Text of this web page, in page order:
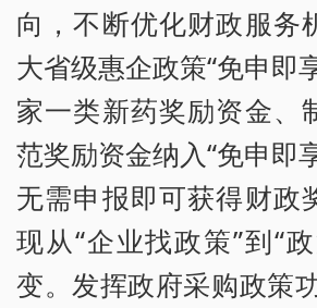
向，不断优化财政服务
大省级惠企政策“免申即
家一类新药奖励资金、
范奖励资金纳入“免申即
无需申报即可获得财政
现从“企业找政策”到“
变。发挥政府采购政策